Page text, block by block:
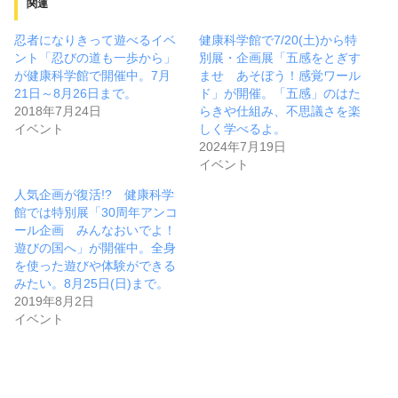
関連
忍者になりきって遊べるイベ
ント「忍びの道も一歩から」
が健康科学館で開催中。7月
21日～8月26日まで。
2018年7月24日
イベント
健康科学館で7/20(土)から特
別展・企画展「五感をとぎす
ませ あそぼう！感覚ワール
ド」が開催。「五感」のはた
らきや仕組み、不思議さを楽
しく学べるよ。
2024年7月19日
イベント
人気企画が復活!? 健康科学
館では特別展「30周年アンコ
ール企画 みんなおいでよ！
遊びの国へ」が開催中。全身
を使った遊びや体験ができる
みたい。8月25日(日)まで。
2019年8月2日
イベント